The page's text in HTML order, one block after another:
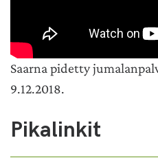
Saarna pidetty
9.12.2018.
Pikalinkit